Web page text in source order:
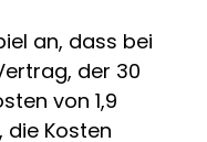
an, dass bei
der 30
von 1,9
die Kosten